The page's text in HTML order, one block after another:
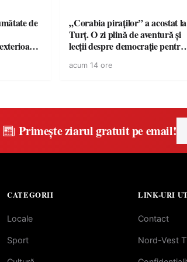
de
„Corabia piraților” a acostat la
Turț. O zi plină de aventură și
lecții despre democrație pentru
acum 14 ore
Primește ziarul gratuit pe email!
CATEGORII
Locale
Sport
LINK-URI
Contact
Nord-Vest